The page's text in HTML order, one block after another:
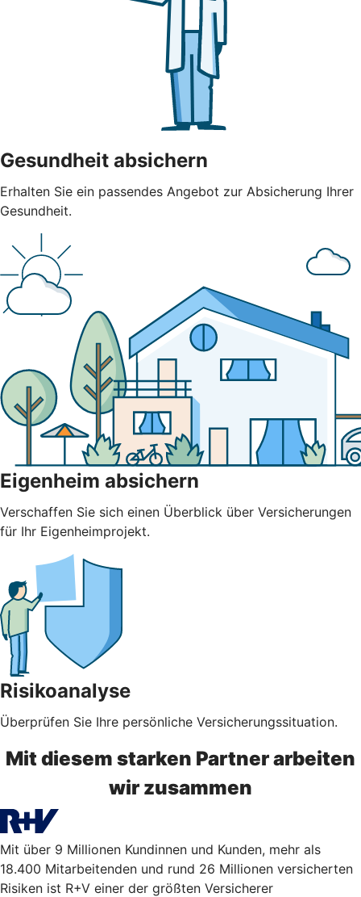
Gesundheit absichern
Erhalten Sie ein passendes Angebot zur Absicherung Ihrer
Gesundheit.
Eigenheim absichern
Verschaffen Sie sich einen Überblick über Versicherungen
für Ihr Eigenheimprojekt.
Risikoanalyse
Überprüfen Sie Ihre persönliche Versicherungssituation.
Mit diesem starken Partner arbeiten
wir zusammen
Mit über 9 Millionen Kundinnen und Kunden, mehr als
18.400 Mitarbeitenden und rund 26 Millionen versicherten
Risiken ist R+V einer der größten Versicherer